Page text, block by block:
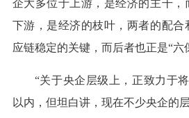
企大多位于上游，是经济的主干，
下游，是经济的枝叶，两者的配
应链稳定的关键，而后者也正是“六
“关于央企层级上，正致力于
以内，但坦白讲，现在不少央企的